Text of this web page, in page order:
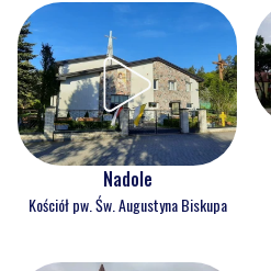
Nadole
Kościół pw. Św. Augustyna Biskupa